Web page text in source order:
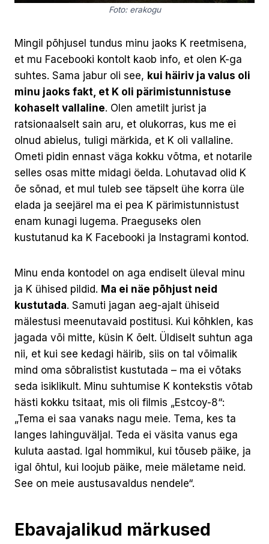
Foto: erakogu
Mingil põhjusel tundus minu jaoks K reetmisena,
et mu Facebooki kontolt kaob info, et olen K-ga
suhtes. Sama jabur oli see, kui häiriv ja valus oli
minu jaoks fakt, et K oli pärimistunnistuse
kohaselt vallaline. Olen ametilt jurist ja
ratsionaalselt sain aru, et olukorras, kus me ei
olnud abielus, tuligi märkida, et K oli vallaline.
Ometi pidin ennast väga kokku võtma, et notarile
selles osas mitte midagi öelda. Lohutavad olid K
õe sõnad, et mul tuleb see täpselt ühe korra üle
elada ja seejärel ma ei pea K pärimistunnistust
enam kunagi lugema. Praeguseks olen
kustutanud ka K Facebooki ja Instagrami kontod.
Minu enda kontodel on aga endiselt üleval minu
ja K ühised pildid. Ma ei näe põhjust neid
kustutada. Samuti jagan aeg-ajalt ühiseid
mälestusi meenutavaid postitusi. Kui kõhklen, kas
jagada või mitte, küsin K õelt. Üldiselt suhtun aga
nii, et kui see kedagi häirib, siis on tal võimalik
mind oma sõbralistist kustutada – ma ei võtaks
seda isiklikult. Minu suhtumise K kontekstis võtab
hästi kokku tsitaat, mis oli filmis „Estcoy-8“:
„Tema ei saa vanaks nagu meie. Tema, kes ta
langes lahinguväljal. Teda ei väsita vanus ega
kuluta aastad. Igal hommikul, kui tõuseb päike, ja
igal õhtul, kui loojub päike, meie mäletame neid.
See on meie austusavaldus nendele“.
Ebavajalikud märkused